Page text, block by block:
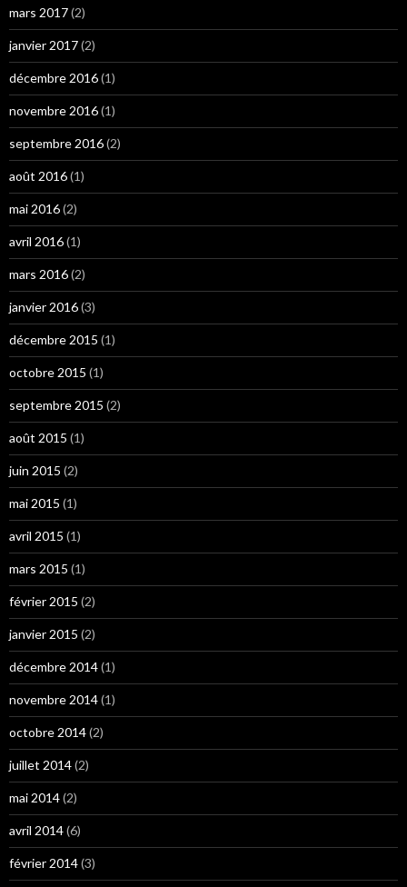
mars 2017(2)
janvier 2017(2)
décembre 2016(1)
novembre 2016(1)
septembre 2016(2)
août 2016(1)
mai 2016(2)
avril 2016(1)
mars 2016(2)
janvier 2016(3)
décembre 2015 (1)
octobre 2015 (1)
septembre 2015 (2)
août 2015 (1)
juin 2015 (2)
mai 2015 (1)
avril 2015 (1)
mars 2015 (1)
février 2015 (2)
janvier 2015 (2)
décembre 2014(1)
novembre 2014(1)
octobre 2014(2)
juillet 2014(2)
mai 2014(2)
avril 2014(6)
février 2014(3)